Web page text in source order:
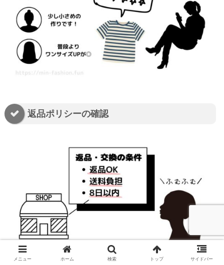
返品ポリシーの確認
メニュー ホーム 検索 トップ サイドバー